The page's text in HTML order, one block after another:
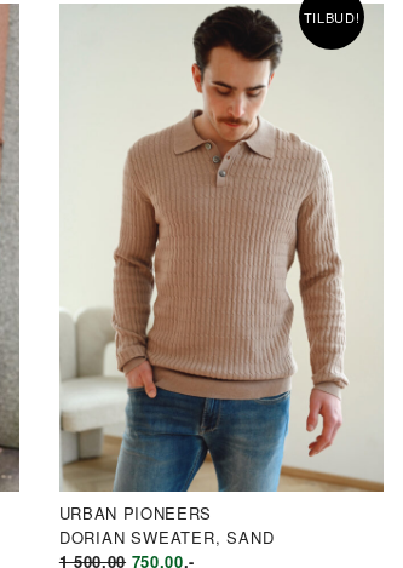
TILBUD!
URBAN PIONEERS
DORIAN SWEATER, SAND
1 500.00 OPPRINNELIG
750.00NÅVÆRENDE
,-